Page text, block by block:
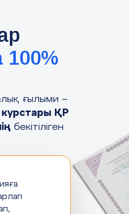
100%
ғылыми –
курстары ҚР
бекітіліген